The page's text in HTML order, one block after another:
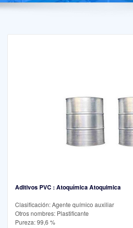
Aditivos PVC : Atoquímica Atoquimica
Clasificación: Agente químico auxiliar
Otros nombres: Plastificante
Pureza: 99,6 %